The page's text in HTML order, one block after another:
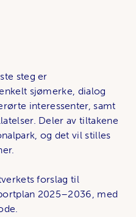
steg er
sjømerke, dialog
interessenter, samt
Deler av tiltakene
og det vil stilles
forslag til
2025–2036, med